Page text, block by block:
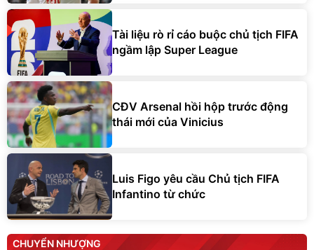
Tài liệu rò rỉ cáo buộc chủ tịch FIFA
ngầm lập Super League
CĐV Arsenal hồi hộp trước động
thái mới của Vinicius
Luis Figo yêu cầu Chủ tịch FIFA
Infantino từ chức
CHUYỂN NHƯỢNG